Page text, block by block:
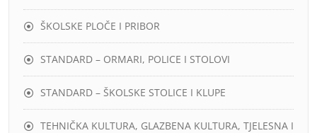
ŠKOLSKE PLOČE I PRIBOR
STANDARD – ORMARI, POLICE I STOLOVI
STANDARD – ŠKOLSKE STOLICE I KLUPE
TEHNIČKA KULTURA, GLAZBENA KULTURA, TJELESNA I